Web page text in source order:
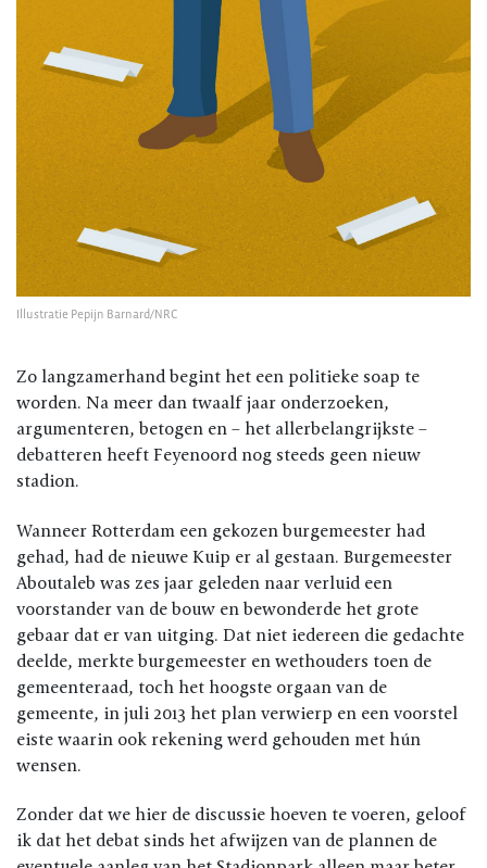
Illustratie Pepijn Barnard/NRC
Zo langzamerhand begint het een politieke soap te
worden. Na meer dan twaalf jaar onderzoeken,
argumenteren, betogen en – het allerbelangrijkste –
debatteren heeft Feyenoord nog steeds geen nieuw
stadion.
Wanneer Rotterdam een gekozen burgemeester had
gehad, had de nieuwe Kuip er al gestaan. Burgemeester
Aboutaleb was zes jaar geleden naar verluid een
voorstander van de bouw en bewonderde het grote
gebaar dat er van uitging. Dat niet iedereen die gedachte
deelde, merkte burgemeester en wethouders toen de
gemeenteraad, toch het hoogste orgaan van de
gemeente, in juli 2013 het plan verwierp en een voorstel
eiste waarin ook rekening werd gehouden met hún
wensen.
Zonder dat we hier de discussie hoeven te voeren, geloof
ik dat het debat sinds het afwijzen van de plannen de